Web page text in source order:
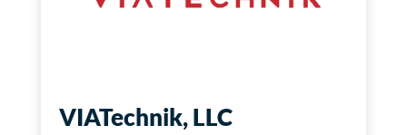
VIATechnik, LLC
जेसी हुइन्ह
"Sherlock का उपयोग करना बिल्कुल आसान है और